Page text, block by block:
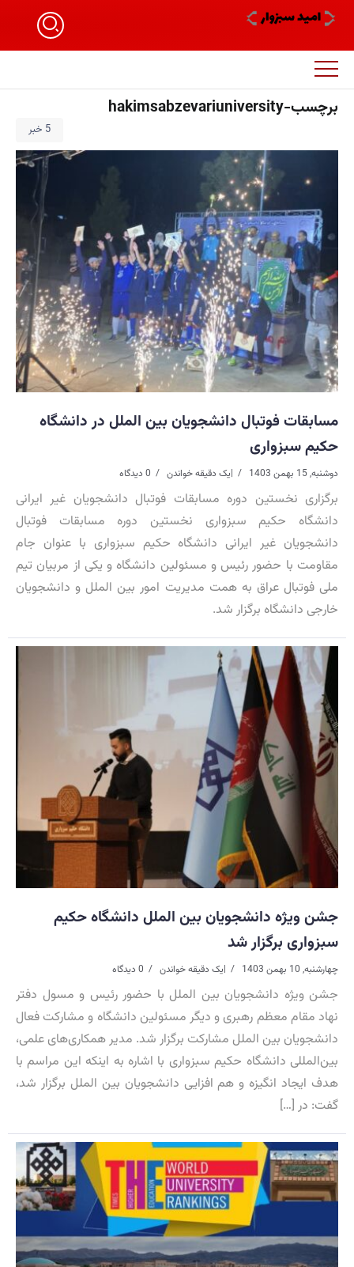
برچسب-hakimsabzevariuniversity
5 خبر
مسابقات فوتبال دانشجویان بین الملل در دانشگاه
حکیم سبزواری
دوشنبه, 15 بهمن 1403 |یک دقیقه خواندن 0 دیدگاه
برگزاری نخستین دوره مسابقات فوتبال دانشجویان غیر ایرانی
دانشگاه حکیم سبزواری نخستین دوره مسابقات فوتبال
دانشجویان غیر ایرانی دانشگاه حکیم سبزواری با عنوان جام
مقاومت با حضور رئیس و مسئولین دانشگاه و یکی از مربیان تیم
ملی فوتبال عراق به همت مدیریت امور بین الملل و دانشجویان
خارجی دانشگاه برگزار شد.
جشن ویژه دانشجویان بین الملل دانشگاه حکیم
سبزواری برگزار شد
چهارشنبه, 10 بهمن 1403 |یک دقیقه خواندن 0 دیدگاه
جشن ویژه دانشجویان بین الملل با حضور رئیس و مسول دفتر
نهاد مقام معظم رهبری و دیگر مسئولین دانشگاه و مشارکت فعال
دانشجویان بین الملل مشارکت برگزار شد. مدیر همکاری‌های علمی،
بین‌المللی دانشگاه‌ حکیم سبزواری با اشاره به اینکه این مراسم با
هدف ایجاد انگیزه و هم افزایی دانشجویان بین الملل برگزار شد،
گفت: در […]